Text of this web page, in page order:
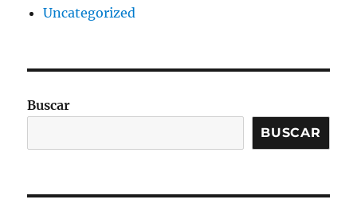
Uncategorized
Buscar
BUSCAR